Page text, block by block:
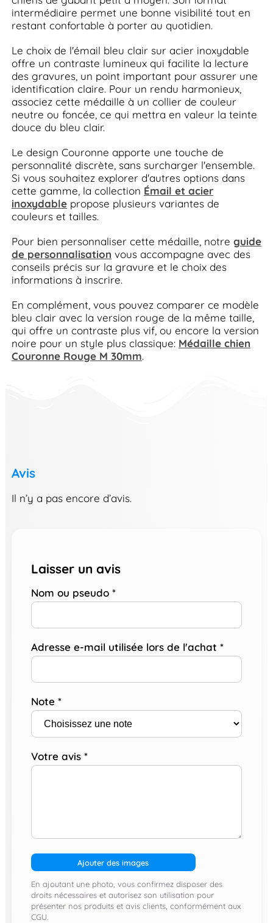
intermédiaire permet une bonne visibilité tout en
restant confortable à porter au quotidien.
Le choix de l'émail bleu clair sur acier inoxydable
offre un contraste lumineux qui facilite la lecture
des gravures, un point important pour assurer une
identification claire. Pour un rendu harmonieux,
associez cette médaille à un collier de couleur
neutre ou foncée, ce qui mettra en valeur la teinte
douce du bleu clair.
Le design Couronne apporte une touche de
personnalité discrète, sans surcharger l'ensemble.
Si vous souhaitez explorer d'autres options dans
cette gamme, la collection Émail et acier
inoxydablepropose plusieurs variantes de
couleurs et tailles.
Pour bien personnaliser cette médaille, notre guide
de personnalisation vous accompagne avec des
conseils précis sur la gravure et le choix des
informations à inscrire.
En complément, vous pouvez comparer ce modèle
bleu clair avec la version rouge de la même taille,
qui offre un contraste plus vif, ou encore la version
noire pour un style plus classique: Médaille chien
Couronne Rouge M 30mm.
Avis
Il n’y a pas encore d’avis.
Laisser un avis
Nom ou pseudo *
Adresse e-mail utilisée lors de l'achat *
Note *
Votre avis *
Ajouter des images
En ajoutant une photo, vous confirmez disposer des
droits nécessaires et autorisez son utilisation pour
présenter nos produits et avis clients, conformément aux
CGU.